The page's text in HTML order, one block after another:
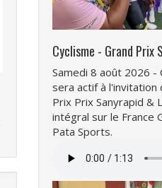
Cyclisme - Grand Prix
Samedi 8 août 2026 -
sera actif à l'invitation
Prix Prix Sanyrapid &
intégral sur le France
Pata Sports.
audio